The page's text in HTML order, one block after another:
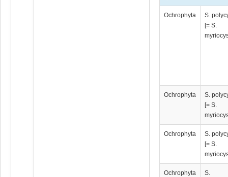
Ochrophyta
S.
[= S.
Ochrophyta
S.
[= S.
Ochrophyta
S.
[= S.
Ochrophyta
S.